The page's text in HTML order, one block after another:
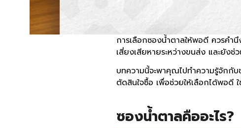
การเลือกซองน้ำตาลให้พอดี ควรคำ
เสี่ยงเสียหายระหว่างขนส่ง และยังช่
บทความนี้จะพาคุณไปทำความรู้จักกับ
ตัดสินใจซื้อ เพื่อช่วยให้เลือกได้พอดี
ซองน้ำตาลคืออะไร?